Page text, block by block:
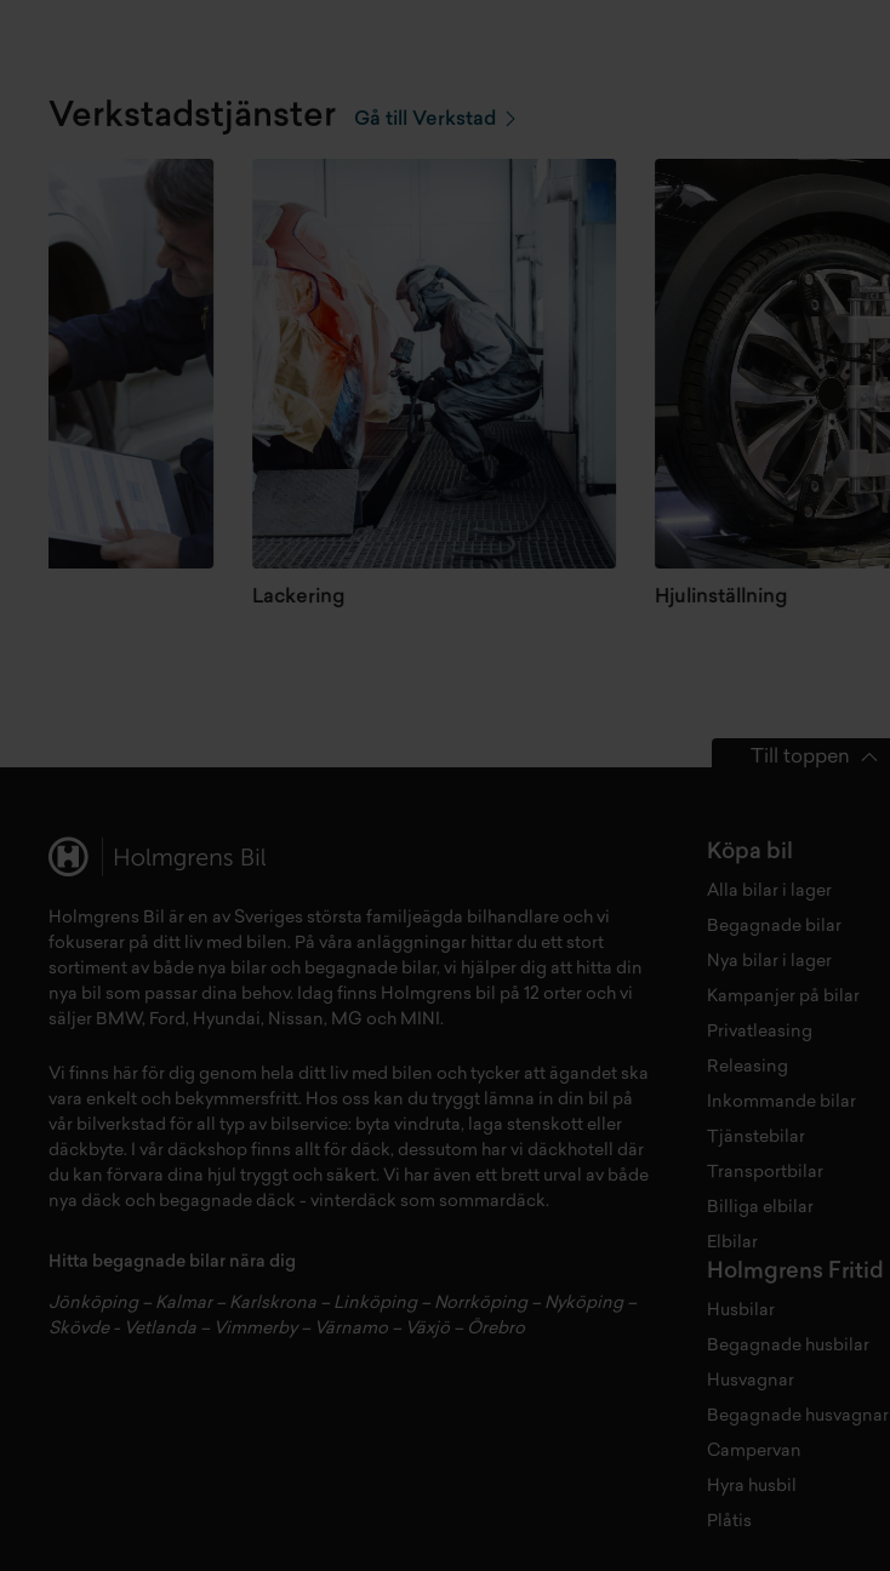
Verkstadstjänster Gå till Verkstad
Lackering Hjulinställning
Till toppen
Holmgrens Bil är en av Sveriges största familjeägda bilhandlare och vi
fokuserar på ditt liv med bilen. På våra anläggningar hittar du ett stort
sortiment av både nya bilar och begagnade bilar, vi hjälper dig att hitta din
nya bil som passar dina behov. Idag finns Holmgrens bil på 12 orter och vi
säljer BMW, Ford, Hyundai, Nissan , MG och MINI.
Vi finns här för dig genom hela ditt liv med bilen och tycker att ägandet ska
vara enkelt och bekymmersfritt. Hos oss kan du tryggt lämna in din bil på
vår bilverkstad för all typ av bilservice: byta vindruta, laga stenskott eller
däckbyte. I vår däckshop finns allt för däck, dessutom har vi däckhotell där
du kan förvara dina hjul tryggt och säkert. Vi har även ett brett urval av både
nya däck och begagnade däck - vinterdäck som sommardäck.
Hitta begagnade bilar nära dig
Jönköping– Kalmar – Karlskrona – Linköping– Norrköping– Nyköping–
Skövde- Vetlanda – Vimmerby– Värnamo – Växjö – Örebro
Köpa bil
Alla bilar i lager
Begagnade bilar
Nya bilar i lager
Kampanjer på bilar
Privatleasing
Releasing
Inkommande bilar
Tjänstebilar
Transportbilar
Billiga elbilar
Elbilar
Holmgrens Fritid
Husbilar
Begagnade husbilar
Husvagnar
Begagnade husvagnar
Campervan
Hyra husbil
Plåtis